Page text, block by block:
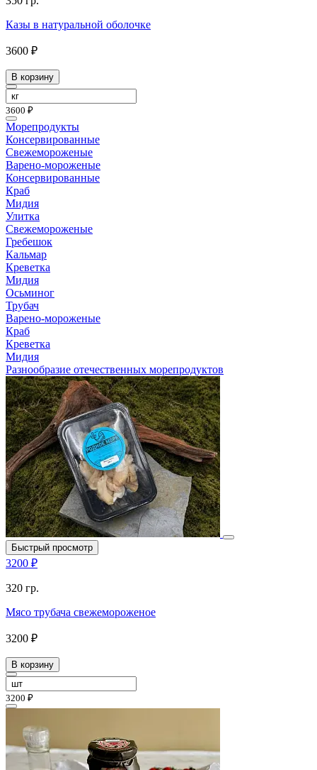
Казы в натуральной оболочке
3600 ₽
В корзину
3600 ₽
Морепродукты
Консервированные
Свежемороженые
Варено-мороженые
Консервированные
Краб
Мидия
Улитка
Свежемороженые
Гребешок
Кальмар
Креветка
Мидия
Осьминог
Трубач
Варено-мороженые
Краб
Креветка
Мидия
Разнообразие отечественных морепродуктов
Быстрый просмотр
3200 ₽
320 гр.
Мясо трубача свежемороженое
3200 ₽
В корзину
3200 ₽